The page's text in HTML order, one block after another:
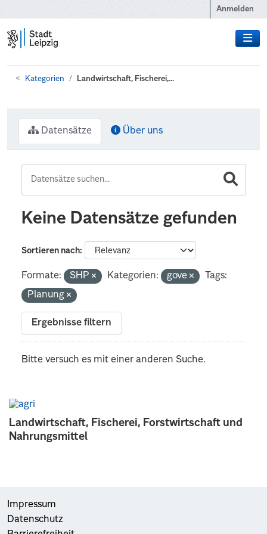
Anmelden
Kategorien Landwirtschaft, Fischerei,...
Landwirtschaft, Fischerei, Forstwirtschaft und
Nahrungsmittel
Datensätze Über uns
Keine Datensätze gefunden
Sortieren nach
Formate: SHP Kategorien: gove
Tags:
Planung
Ergebnisse filtern
Bitte versuch es mit einer anderen Suche.
Impressum
Datenschutz